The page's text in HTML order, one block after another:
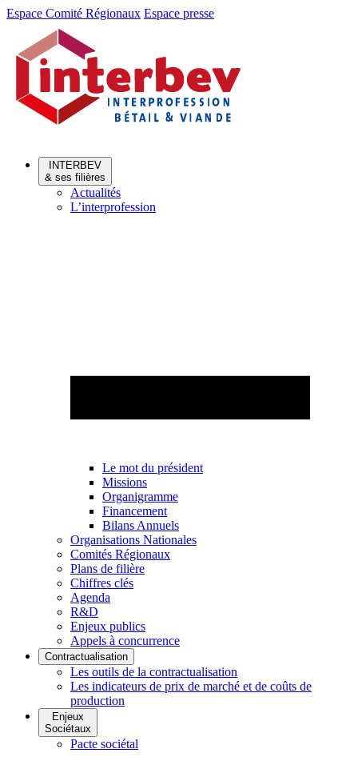
Aller
Aller
contenu
Espace Comité Régionaux Espace presse
INTERBEV
& ses filières
Actualités
L’interprofession
Le mot du président
Missions
Organigramme
Financement
Bilans Annuels
Organisations Nationales
Comités Régionaux
Plans de filière
Chiffres clés
Agenda
R&D
Enjeux publics
Appels à concurrence
Contractualisation
Les outils de la contractualisation
Les indicateurs de prix de marché et de coûts de
production
Enjeux
Sociétaux
Pacte sociétal